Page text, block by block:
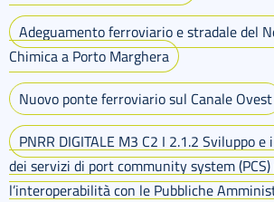
Adeguamento ferroviario e stradale del
Chimica a Porto Marghera
Nuovo ponte ferroviario sul Canale Ovest
PNRR DIGITALE M3 C2 I 2.1.2 Sviluppo
dei servizi di port community system
l’interoperabilità con le Pubbliche